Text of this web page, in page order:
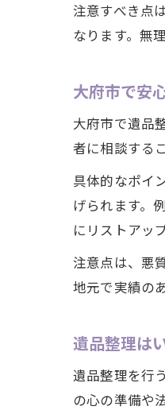
注意すべき点
なります。無
大府市で安
大府市で遺品
者に相談する
具体的なポイ
げられます。
にリストアッ
注意点は、悪
地元で実績の
遺品整理は
遺品整理を行
の心の準備や